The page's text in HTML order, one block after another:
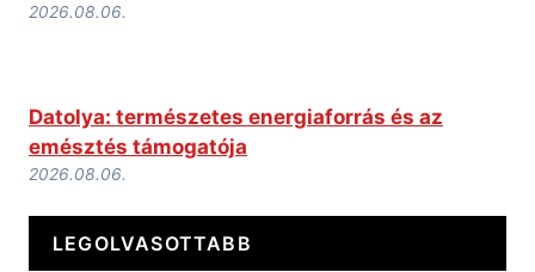
2026.08.06.
Datolya: természetes energiaforrás és az
emésztés támogatója
2026.08.06.
LEGOLVASOTTABB